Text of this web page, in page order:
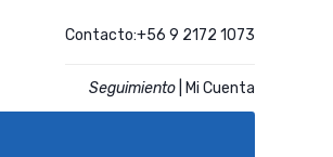
Contacto:+56 9 2172 1073
Seguimiento Mi Cuenta